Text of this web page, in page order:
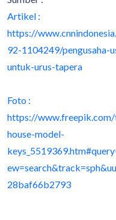
Artikel :
https://
92-1104249/pengusaha-
untuk-urus-tapera
Foto :
https://
house-model-
28baf66b2793